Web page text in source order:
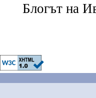
Блогът на